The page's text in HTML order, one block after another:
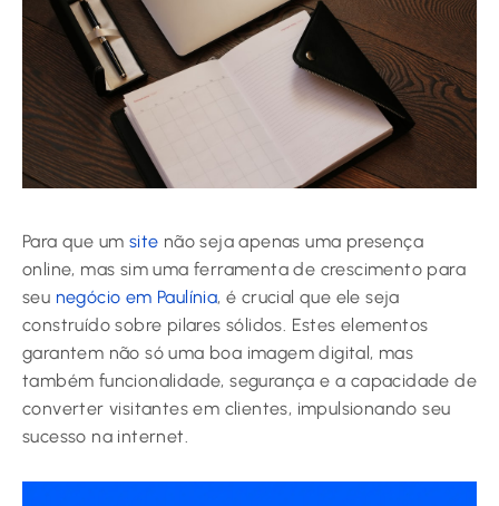
Para que um site não seja apenas uma presença
online, mas sim uma ferramenta de crescimento para
seu negócio em Paulínia, é crucial que ele seja
construído sobre pilares sólidos. Estes elementos
garantem não só uma boa imagem digital, mas
também funcionalidade, segurança e a capacidade de
converter visitantes em clientes, impulsionando seu
sucesso na internet.